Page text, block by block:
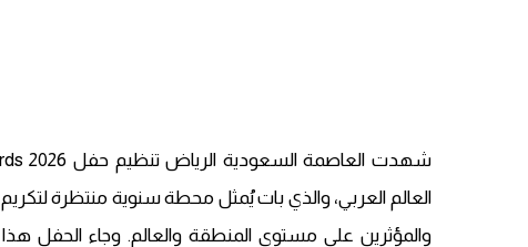
العالم العربي، والذي بات يُمثل محطة سنوية منتظرة
والمؤثرين على مستوى المنطقة والعالم. وجاء الحفل